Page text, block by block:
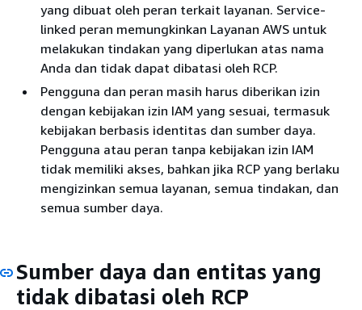
yang dibuat oleh peran terkait layanan. Service-
linked peran memungkinkan Layanan AWS untuk
melakukan tindakan yang diperlukan atas nama
Anda dan tidak dapat dibatasi oleh RCP.
Pengguna dan peran masih harus diberikan izin
dengan kebijakan izin IAM yang sesuai, termasuk
kebijakan berbasis identitas dan sumber daya.
Pengguna atau peran tanpa kebijakan izin IAM
tidak memiliki akses, bahkan jika RCP yang berlaku
mengizinkan semua layanan, semua tindakan, dan
semua sumber daya.
Sumber daya dan entitas yang
tidak dibatasi oleh RCP